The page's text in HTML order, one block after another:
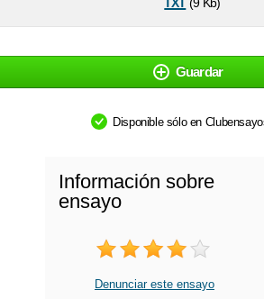
Guardar
Disponible sólo en
Información sobre
ensayo
Denunciar este ensayo